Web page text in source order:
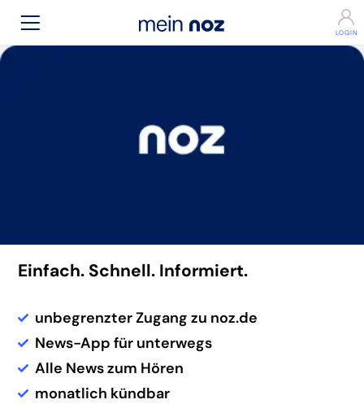
Einfach. Schnell. Informiert.
unbegrenzter Zugang zu noz.de
News-App für unterwegs
Alle News zum Hören
monatlich kündbar